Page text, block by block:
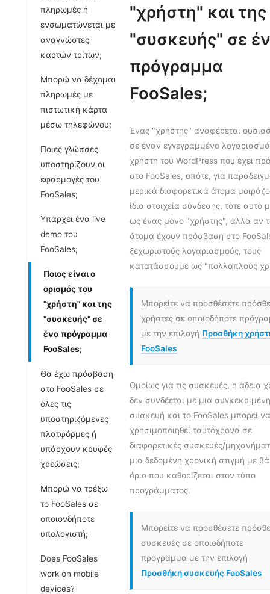
πληρωμές ή
ενσωματώνεται με
αναγνώστες
καρτών τρίτων;
Μπορώ να δέχομαι
πληρωμές με
πιστωτική κάρτα
μέσω τηλεφώνου;
Ποιες γλώσσες
υποστηρίζουν οι
εφαρμογές του
FooSales;
Υπάρχει ένα live
demo του
FooSales;
Ποιος είναι ο
ορισμός του
"χρήστη" και της
"συσκευής" σε
ένα πρόγραμμα
FooSales;
Θα έχω πρόσβαση
στο FooSales σε
όλες τις
υποστηριζόμενες
πλατφόρμες ή
υπάρχουν κρυφές
χρεώσεις;
Μπορώ να τρέξω
το FooSales σε
οποιονδήποτε
υπολογιστή;
Does FooSales
work on mobile
devices?
"χρήστη" και της
"συσκευής" σε
πρόγραμμα
FooSales;
Ένας "χρήστης" αναφέρεται
σε έναν εγγεγραμμένο λογαριασμό
χρήστη του WordPress που έχει
στο FooSales, οπότε, για
μερικά διαφορετικά άτομα
ίδια στοιχεία σύνδεσης, τότε αυτό
ως ένας μόνο "χρήστης", αλλά αν
άτομα έχουν πρόσβαση στο
ξεχωριστούς λογαριασμούς, τους
κατατάσσουμε ως "πολλαπλούς
Μπορείτε να προσθέσετε
χρήστες σε οποιοδήποτε
με την επιλογή Προσθήκη
FooSales
Ομοίως για τις συσκευές, η άδεια
δεν συνδέεται με μια συγκεκριμένη
συσκευή και το FooSales μπορεί να
χρησιμοποιηθεί ταυτόχρονα σε
διαφορετικές συσκευές/
μια δεδομένη χρονική στιγμή με
όριο που καθορίζεται στον τύπο
προγράμματος.
Μπορείτε να προσθέσετε
συσκευές σε οποιοδήποτε
πρόγραμμα με την επιλογή
Προσθήκη συσκευής FooSales
Doc